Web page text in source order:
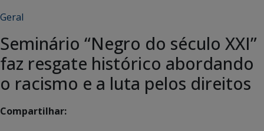
Geral
Seminário “Negro do século XXI”
faz resgate histórico abordando
o racismo e a luta pelos direitos
Compartilhar: